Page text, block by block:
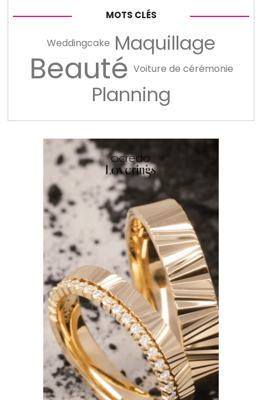
MOTS CLÉS
Weddingcake Maquillage
Beauté Voiture de cérémonie
Planning